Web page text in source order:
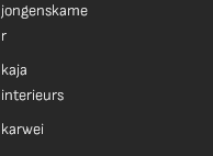
jongenskame
r
kaja
interieurs
karwei